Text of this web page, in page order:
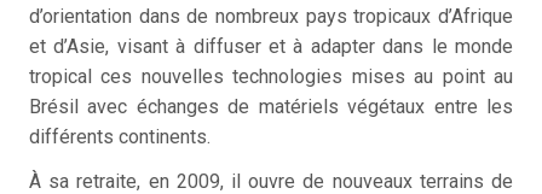
d’orientation dans de nombreux pays tropicaux d’Afrique
et d’Asie, visant à diffuser et à adapter dans le monde
tropical ces nouvelles technologies mises au point au
Brésil avec échanges de matériels végétaux entre les
différents continents.
À sa retraite, en 2009, il ouvre de nouveaux terrains de